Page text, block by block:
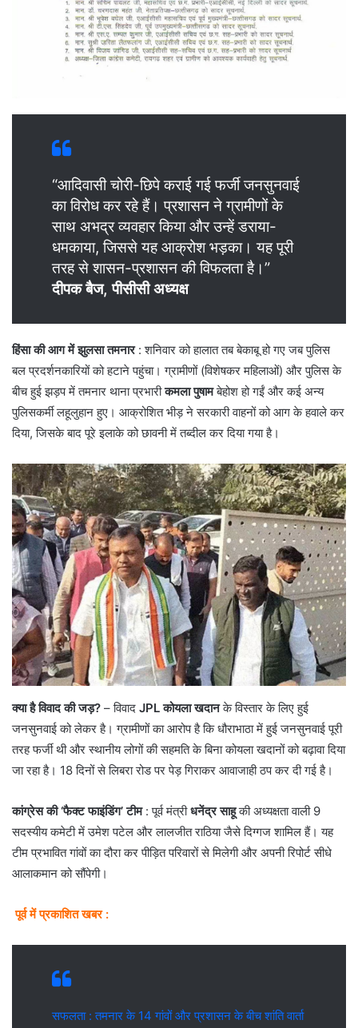
“आदिवासी चोरी-छिपे कराई गई फर्जी जनसुनवाई
का विरोध कर रहे हैं। प्रशासन ने ग्रामीणों के
साथ अभद्र व्यवहार किया और उन्हें डराया-
धमकाया, जिससे यह आक्रोश भड़का। यह पूरी
तरह से शासन-प्रशासन की विफलता है।”
दीपक बैज, पीसीसी अध्यक्ष
हिंसा की आग में झुलसा तमनार: शनिवार को हालात तब बेकाबू हो गए जब पुलिस
बल प्रदर्शनकारियों को हटाने पहुंचा। ग्रामीणों (विशेषकर महिलाओं) और पुलिस के
बीच हुई झड़प में तमनार थाना प्रभारीकमला पुषामबेहोश हो गईं और कई अन्य
पुलिसकर्मी लहूलुहान हुए। आक्रोशित भीड़ ने सरकारी वाहनों को आग के हवाले कर
दिया, जिसके बाद पूरे इलाके को छावनी में तब्दील कर दिया गया है।
क्या है विवाद की जड़? – ​विवाद JPL कोयला खदानके विस्तार के लिए हुई
जनसुनवाई को लेकर है। ग्रामीणों का आरोप है कि धौराभाठा में हुई जनसुनवाई पूरी
तरह फर्जी थी और स्थानीय लोगों की सहमति के बिना कोयला खदानों को बढ़ावा दिया
जा रहा है। 18 दिनों से लिबरा रोड पर पेड़ गिराकर आवाजाही ठप कर दी गई है।
कांग्रेस की ‘फैक्ट फाइंडिंग’ टीम: पूर्व मंत्रीधनेंद्र साहूकी अध्यक्षता वाली 9
सदस्यीय कमेटी में उमेश पटेल और लालजीत राठिया जैसे दिग्गज शामिल हैं। यह
टीम प्रभावित गांवों का दौरा कर पीड़ित परिवारों से मिलेगी और अपनी रिपोर्ट सीधे
आलाकमान को सौंपेगी।
पूर्व में प्रकाशित खबर :
सफलता : तमनार के 14 गांवों और प्रशासन के बीच शांति वार्ता